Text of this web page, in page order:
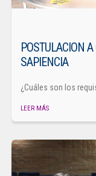
POSTULACION
SAPIENCIA
¿Cuáles son los
LEER MÁS